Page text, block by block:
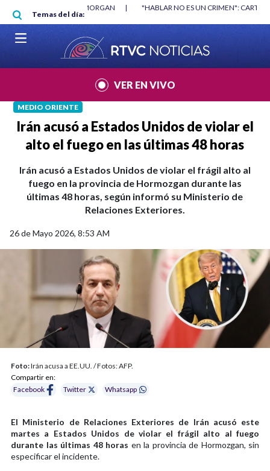
Pasar al contenido principal
Temas del día:
"HABLAR NO ES UN CRIMEN": CARTA DE BETO CORAL |
VER EN VIVO
MEDIO ORIENTE
Irán acusó a Estados Unidos de violar el
alto el fuego en las últimas 48 horas
Irán acusó a Estados Unidos de violar el frágil alto al
fuego en la provincia de Hormozgan durante las
últimas 48 horas, según informó su Ministerio de
Relaciones Exteriores.
26 de Mayo 2026, 8:53 AM
Foto:Irán acusa a EE.UU. / Fotos: AFP.
Compartir en:
Facebook
Twitter Whatsapp
El Ministerio de Relaciones Exteriores de Irán acusó este
martes a Estados Unidos de violar el frágil alto al fuego
durante las últimas 48 horas en la provincia de Hormozgan, sin
especificar el incidente.